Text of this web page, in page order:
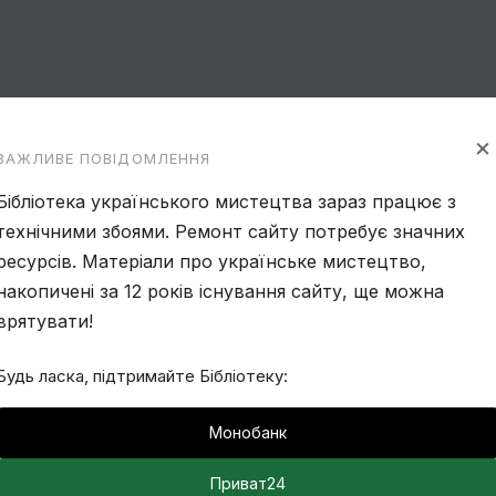
Фотографія Германа
Дрюкова (1934-2001).
Від uartlib.org 2 Лютого, 2019
×
ПОВІДОМЛЕННЯ
українського мистецтва зараз працює з
збоями. Ремонт сайту потребує значних
Матеріали про українське мистецтво,
за 12 років існування сайту, ще можна
ласка, підтримайте Бібліотеку:
Монобанк
Приват24